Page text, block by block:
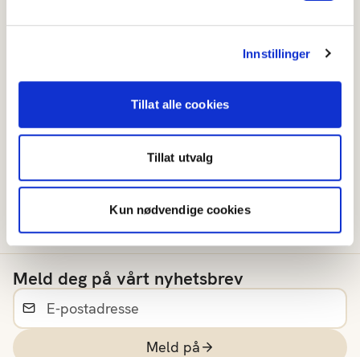
Innstillinger
Tillat alle cookies
Tillat utvalg
Kun nødvendige cookies
Spirer
Fransk
Germes
Italiensk
Germogli
Meld deg på vårt nyhetsbrev
Meld på